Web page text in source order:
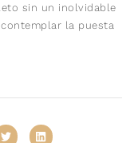
sin un inolvidable
la puesta